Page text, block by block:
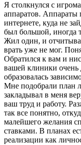
Я столкнулся с
аппаратов. Аппараты
интернете, куда не
был большой, иногда
Жил один, и
врать уже не мог.
Обратился к вам и
вашей клиники очень
образовалась
Мне подобрали план
закладывал в меня
ваш труд и работу.
так все понятно,
малейшего желания
ставками. В планах
реализации как